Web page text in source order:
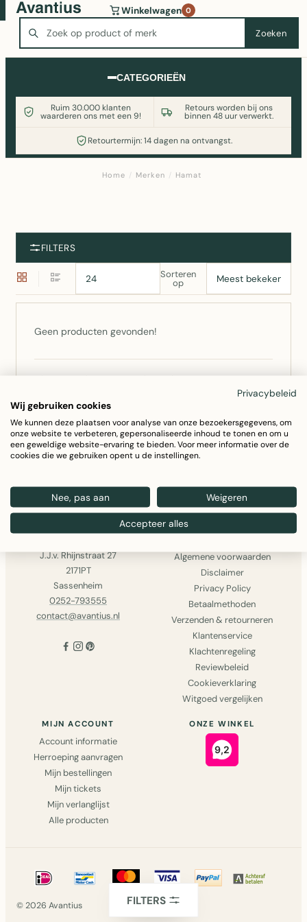
Zoeken
Winkelwagen 0
CATEGORIEËN
Ruim 30.000 klanten
waarderen ons met een 9!
Retours worden bij ons
binnen 48 uur verwerkt.
Retourtermijn: 14 dagen na ontvangst.
Wasmachine of koelkast nodig? Vergelijk alle prijzen op
Witgoedaanbod.nl
Home / Merken / Hamat
FILTERS
Sorteren
op
Geen producten gevonden!
793555
stuur een bericht
— we zoeken het voor u
op.
GA VERDER MET WINKELEN
J.J.v. Rhijnstraat 27
2171PT
Sassenheim
0252-793555
contact@avantius.nl
Algemene voorwaarden
Disclaimer
Privacy Policy
Betaalmethoden
Verzenden & retourneren
Klantenservice
Klachtenregeling
Reviewbeleid
Cookieverklaring
Witgoed vergelijken
MIJN ACCOUNT
Account informatie
Herroeping aanvragen
Mijn bestellingen
Mijn tickets
Mijn verlanglijst
Alle producten
ONZE WINKEL
© 2026 Avantius FILTERS
Privacybeleid
Wij gebruiken cookies
We kunnen deze plaatsen voor analyse van onze bezoekersgegevens, om
onze website te verbeteren, gepersonaliseerde inhoud te tonen en om u
een geweldige website-ervaring te bieden. Voor meer informatie over de
cookies die we gebruiken opent u de instellingen.
Nee, pas aan Weigeren
Accepteer alles